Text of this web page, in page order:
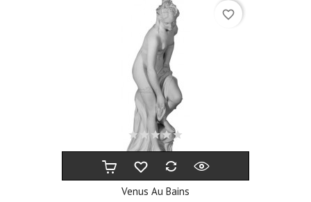
Venus Au Bains
favorite_border